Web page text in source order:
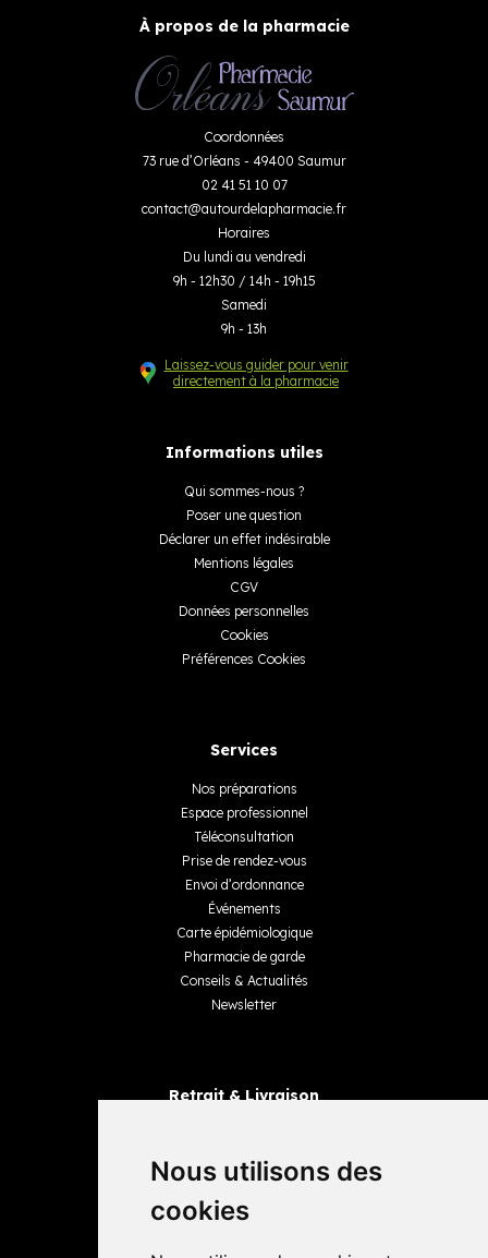
Nous utilisons des
cookies
À propos de la pharmacie
Coordonnées
73 rue d’Orléans - 49400 Saumur
02 41 51 10 07
contact@autourdelapharmacie.fr
Horaires
Du lundi au vendredi
9h - 12h30 / 14h - 19h15
Samedi
9h - 13h
Laissez-vous guider pour venir
directement à la pharmacie
Informations utiles
Qui sommes-nous ?
Poser une question
Déclarer un effet indésirable
Mentions légales
CGV
Données personnelles
Cookies
Préférences Cookies
Services
Nos préparations
Espace professionnel
Téléconsultation
Prise de rendez-vous
Envoi d’ordonnance
Événements
Carte épidémiologique
Pharmacie de garde
Conseils & Actualités
Newsletter
Retrait & Livraison
Livraisons